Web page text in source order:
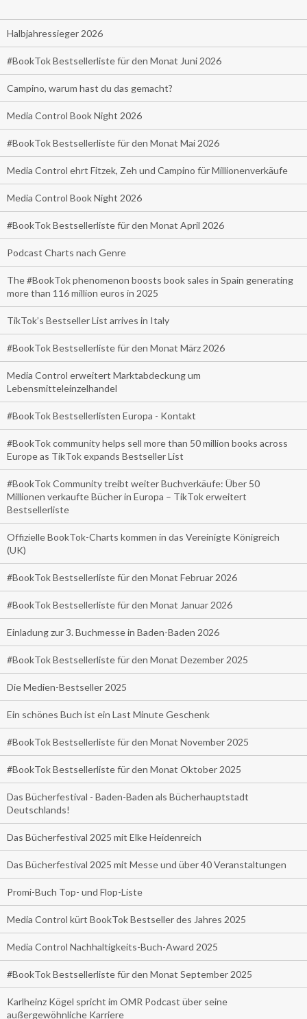
Halbjahressieger 2026
#BookTok Bestsellerliste für den Monat Juni 2026
Campino, warum hast du das gemacht?
Media Control Book Night 2026
#BookTok Bestsellerliste für den Monat Mai 2026
Media Control ehrt Fitzek, Zeh und Campino für Millionenverkäufe
Media Control Book Night 2026
#BookTok Bestsellerliste für den Monat April 2026
Podcast Charts nach Genre
The #BookTok phenomenon boosts book sales in Spain generating
more than 116 million euros in 2025
TikTok’s Bestseller List arrives in Italy
#BookTok Bestsellerliste für den Monat März 2026
Media Control erweitert Marktabdeckung um
Lebensmitteleinzelhandel
#BookTok Bestsellerlisten Europa - Kontakt
#BookTok community helps sell more than 50 million books across
Europe as TikTok expands Bestseller List
#BookTok Community treibt weiter Buchverkäufe: Über 50
Millionen verkaufte Bücher in Europa – TikTok erweitert
Bestsellerliste
Offizielle BookTok-Charts kommen in das Vereinigte Königreich
(UK)
#BookTok Bestsellerliste für den Monat Februar 2026
#BookTok Bestsellerliste für den Monat Januar 2026
Einladung zur 3. Buchmesse in Baden-Baden 2026
#BookTok Bestsellerliste für den Monat Dezember 2025
Die Medien-Bestseller 2025
Ein schönes Buch ist ein Last Minute Geschenk
#BookTok Bestsellerliste für den Monat November 2025
#BookTok Bestsellerliste für den Monat Oktober 2025
Das Bücherfestival - Baden-Baden als Bücherhauptstadt
Deutschlands!
Das Bücherfestival 2025 mit Elke Heidenreich
Das Bücherfestival 2025 mit Messe und über 40 Veranstaltungen
Promi-Buch Top- und Flop-Liste
Media Control kürt BookTok Bestseller des Jahres 2025
Media Control Nachhaltigkeits-Buch-Award 2025
#BookTok Bestsellerliste für den Monat September 2025
Karlheinz Kögel spricht im OMR Podcast über seine
außergewöhnliche Karriere